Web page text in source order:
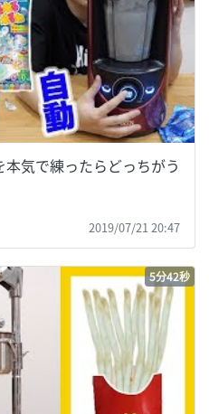
本気で練ったらどっちがう
2019/07/21 20:47
5分42秒